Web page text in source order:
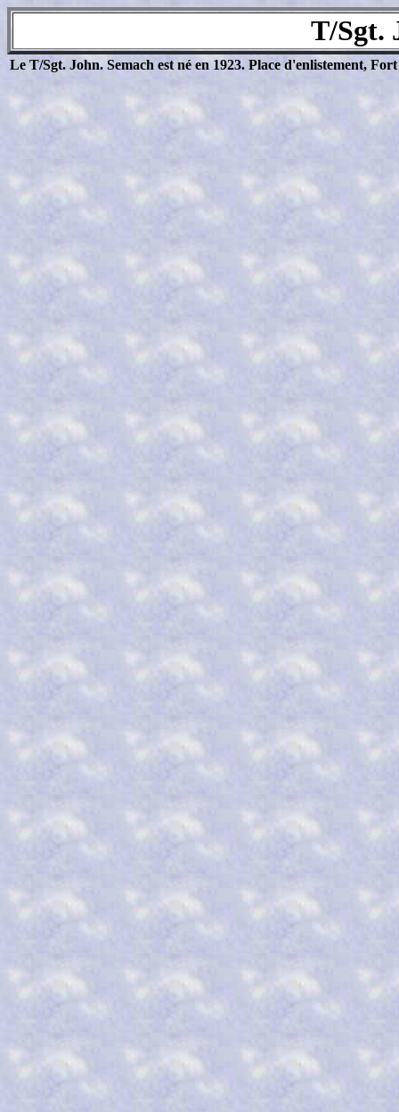
T/Sgt.
Le T/Sgt. John. Semach est né en 1923. Place d'enlistement,